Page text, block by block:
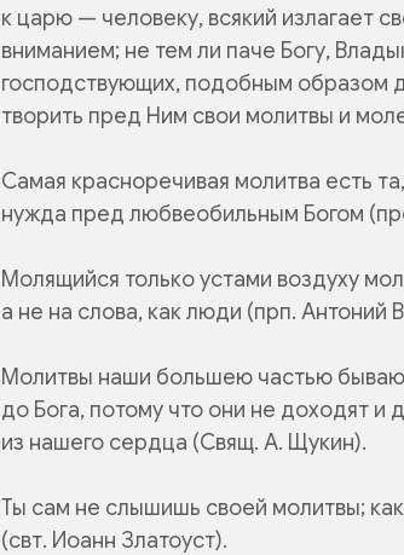
к царю — человеку, всякий излагает
вниманием; не тем ли паче Богу,
господствующих, подобным образом
творить пред Ним свои молитвы и
Самая красноречивая молитва есть
нужда пред любвеобильным Богом
Молящийся только устами воздуху
а не на слова, как люди (прп. Антоний
Молитвы наши большею частью
до Бога, потому что они не доходят
из нашего сердца (Свящ. А. Щукин).
Ты сам не слышишь своей молитвы;
(свт. Иоанн Златоуст).